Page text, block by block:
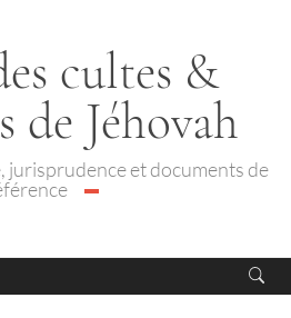
cultes &
de Jéhovah
et documents de